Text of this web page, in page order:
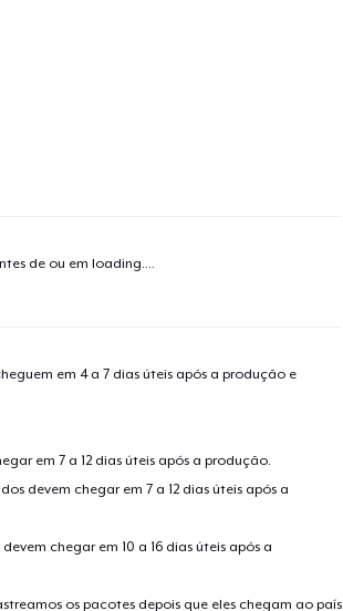
de ou em loading....
em 4 a 7 dias úteis após a produção e
em 7 a 12 dias úteis após a produção.
devem chegar em 7 a 12 dias úteis após a
chegar em 10 a 16 dias úteis após a
os pacotes depois que eles chegam ao país
Classic Crew Neck T-Shirt